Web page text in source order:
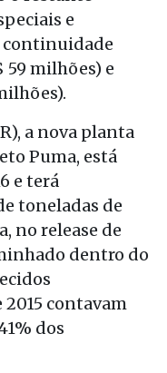
e
continuidade
59 milhões) e
a nova planta
Puma, está
e terá
toneladas de
no release de
dentro do
contavam
dos